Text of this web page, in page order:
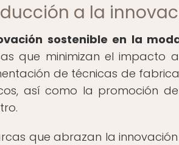
a la
sostenible en la
que minimizan el impacto
de técnicas de
así como la promoción
que abrazan la